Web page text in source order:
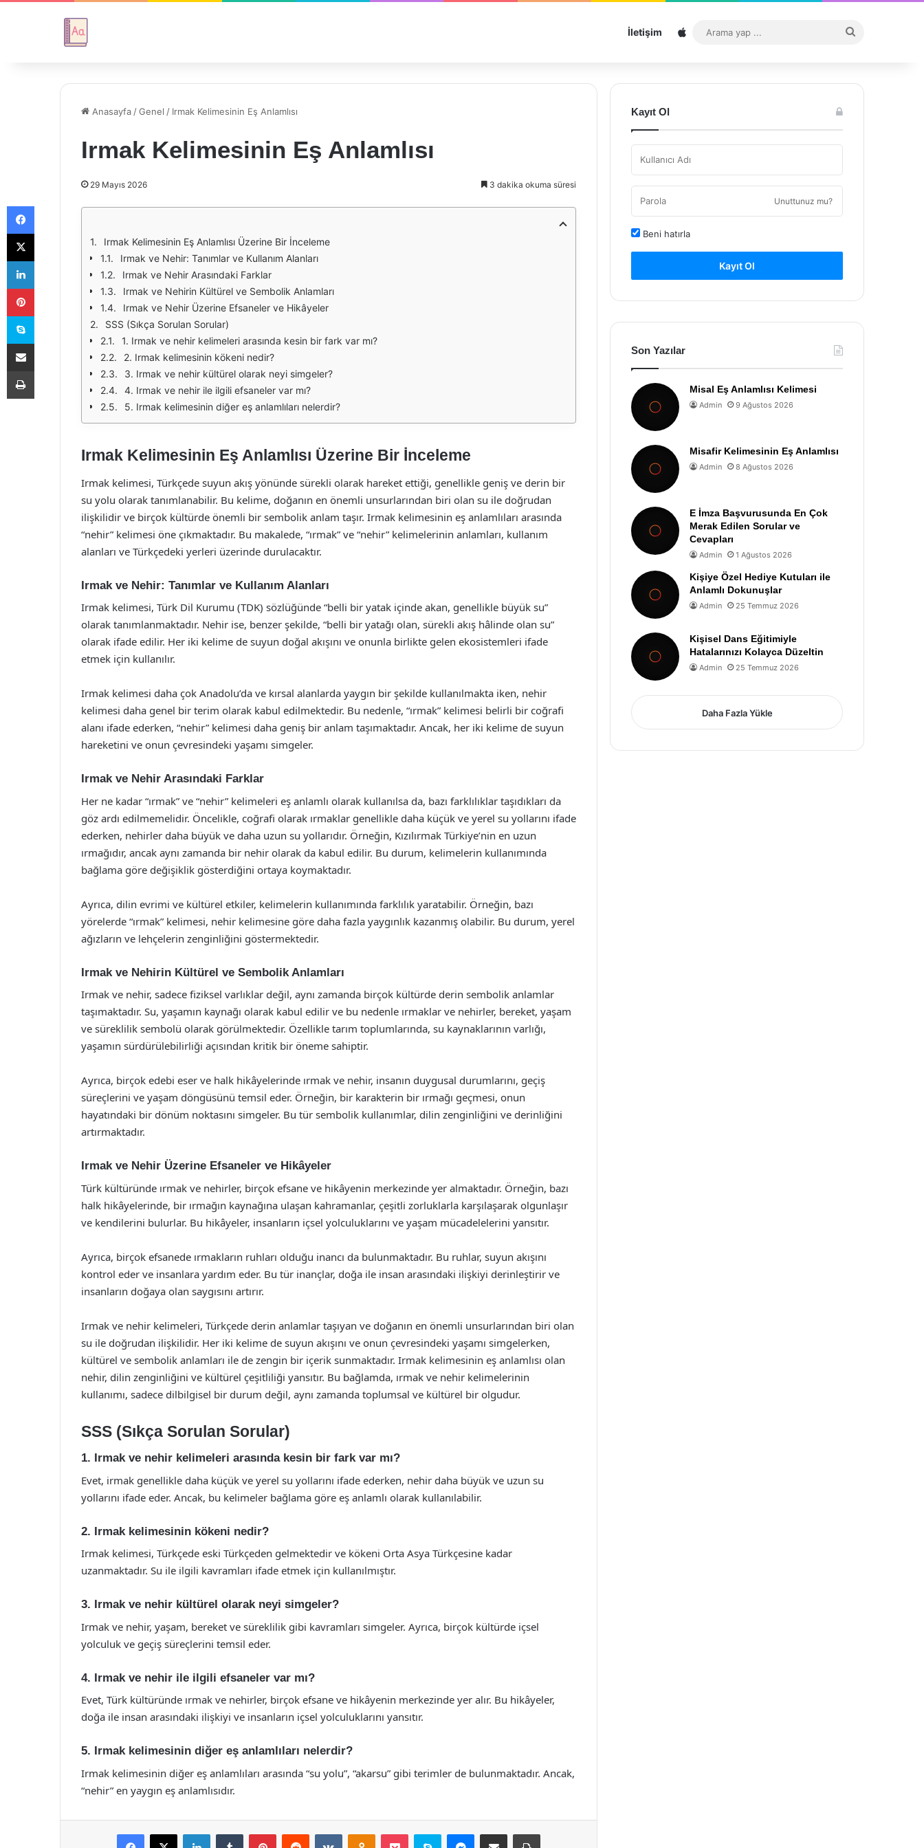
İletişim Sitemap
...
Anasayfa /Genel / Irmak Kelimesinin Eş Anlamlısı
Irmak Kelimesinin Eş Anlamlısı
29 Mayıs 2026 3 dakika okuma süresi
Irmak Kelimesinin Eş Anlamlısı Üzerine Bir İnceleme
Irmak ve Nehir: Tanımlar ve Kullanım Alanları
Irmak ve Nehir Arasındaki Farklar
Irmak ve Nehirin Kültürel ve Sembolik Anlamları
Irmak ve Nehir Üzerine Efsaneler ve Hikâyeler
SSS (Sıkça Sorulan Sorular)
1. Irmak ve nehir kelimeleri arasında kesin bir fark var mı?
2. Irmak kelimesinin kökeni nedir?
3. Irmak ve nehir kültürel olarak neyi simgeler?
4. Irmak ve nehir ile ilgili efsaneler var mı?
5. Irmak kelimesinin diğer eş anlamlıları nelerdir?
Irmak Kelimesinin Eş Anlamlısı Üzerine Bir İnceleme
Irmak kelimesi, Türkçede suyun akış yönünde sürekli olarak hareket ettiği, genellikle geniş ve derin bir
su yolu olarak tanımlanabilir. Bu kelime, doğanın en önemli unsurlarından biri olan su ile doğrudan
ilişkilidir ve birçok kültürde önemli bir sembolik anlam taşır. Irmak kelimesinin eş anlamlıları arasında
“nehir” kelimesi öne çıkmaktadır. Bu makalede, “ırmak” ve “nehir” kelimelerinin anlamları, kullanım
alanları ve Türkçedeki yerleri üzerinde durulacaktır.
Irmak ve Nehir: Tanımlar ve Kullanım Alanları
Irmak kelimesi, Türk Dil Kurumu (TDK) sözlüğünde “belli bir yatak içinde akan, genellikle büyük su”
olarak tanımlanmaktadır. Nehir ise, benzer şekilde, “belli bir yatağı olan, sürekli akış hâlinde olan su”
olarak ifade edilir. Her iki kelime de suyun doğal akışını ve onunla birlikte gelen ekosistemleri ifade
etmek için kullanılır.
Irmak kelimesi daha çok Anadolu’da ve kırsal alanlarda yaygın bir şekilde kullanılmakta iken, nehir
kelimesi daha genel bir terim olarak kabul edilmektedir. Bu nedenle, “ırmak” kelimesi belirli bir coğrafi
alanı ifade ederken, “nehir” kelimesi daha geniş bir anlam taşımaktadır. Ancak, her iki kelime de suyun
hareketini ve onun çevresindeki yaşamı simgeler.
Irmak ve Nehir Arasındaki Farklar
Her ne kadar “ırmak” ve “nehir” kelimeleri eş anlamlı olarak kullanılsa da, bazı farklılıklar taşıdıkları da
göz ardı edilmemelidir. Öncelikle, coğrafi olarak ırmaklar genellikle daha küçük ve yerel su yollarını ifade
ederken, nehirler daha büyük ve daha uzun su yollarıdır. Örneğin, Kızılırmak Türkiye’nin en uzun
ırmağıdır, ancak aynı zamanda bir nehir olarak da kabul edilir. Bu durum, kelimelerin kullanımında
bağlama göre değişiklik gösterdiğini ortaya koymaktadır.
Ayrıca, dilin evrimi ve kültürel etkiler, kelimelerin kullanımında farklılık yaratabilir. Örneğin, bazı
yörelerde “ırmak” kelimesi, nehir kelimesine göre daha fazla yaygınlık kazanmış olabilir. Bu durum, yerel
ağızların ve lehçelerin zenginliğini göstermektedir.
Irmak ve Nehirin Kültürel ve Sembolik Anlamları
Irmak ve nehir, sadece fiziksel varlıklar değil, aynı zamanda birçok kültürde derin sembolik anlamlar
taşımaktadır. Su, yaşamın kaynağı olarak kabul edilir ve bu nedenle ırmaklar ve nehirler, bereket, yaşam
ve süreklilik sembolü olarak görülmektedir. Özellikle tarım toplumlarında, su kaynaklarının varlığı,
yaşamın sürdürülebilirliği açısından kritik bir öneme sahiptir.
Ayrıca, birçok edebi eser ve halk hikâyelerinde ırmak ve nehir, insanın duygusal durumlarını, geçiş
süreçlerini ve yaşam döngüsünü temsil eder. Örneğin, bir karakterin bir ırmağı geçmesi, onun
hayatındaki bir dönüm noktasını simgeler. Bu tür sembolik kullanımlar, dilin zenginliğini ve derinliğini
artırmaktadır.
Irmak ve Nehir Üzerine Efsaneler ve Hikâyeler
Türk kültüründe ırmak ve nehirler, birçok efsane ve hikâyenin merkezinde yer almaktadır. Örneğin, bazı
halk hikâyelerinde, bir ırmağın kaynağına ulaşan kahramanlar, çeşitli zorluklarla karşılaşarak olgunlaşır
ve kendilerini bulurlar. Bu hikâyeler, insanların içsel yolculuklarını ve yaşam mücadelelerini yansıtır.
Ayrıca, birçok efsanede ırmakların ruhları olduğu inancı da bulunmaktadır. Bu ruhlar, suyun akışını
kontrol eder ve insanlara yardım eder. Bu tür inançlar, doğa ile insan arasındaki ilişkiyi derinleştirir ve
insanların doğaya olan saygısını artırır.
Irmak ve nehir kelimeleri, Türkçede derin anlamlar taşıyan ve doğanın en önemli unsurlarından biri olan
su ile doğrudan ilişkilidir. Her iki kelime de suyun akışını ve onun çevresindeki yaşamı simgelerken,
kültürel ve sembolik anlamları ile de zengin bir içerik sunmaktadır. Irmak kelimesinin eş anlamlısı olan
nehir, dilin zenginliğini ve kültürel çeşitliliği yansıtır. Bu bağlamda, ırmak ve nehir kelimelerinin
kullanımı, sadece dilbilgisel bir durum değil, aynı zamanda toplumsal ve kültürel bir olgudur.
SSS (Sıkça Sorulan Sorular)
1. Irmak ve nehir kelimeleri arasında kesin bir fark var mı?
Evet, irmak genellikle daha küçük ve yerel su yollarını ifade ederken, nehir daha büyük ve uzun su
yollarını ifade eder. Ancak, bu kelimeler bağlama göre eş anlamlı olarak kullanılabilir.
2. Irmak kelimesinin kökeni nedir?
Irmak kelimesi, Türkçede eski Türkçeden gelmektedir ve kökeni Orta Asya Türkçesine kadar
uzanmaktadır. Su ile ilgili kavramları ifade etmek için kullanılmıştır.
3. Irmak ve nehir kültürel olarak neyi simgeler?
Irmak ve nehir, yaşam, bereket ve süreklilik gibi kavramları simgeler. Ayrıca, birçok kültürde içsel
yolculuk ve geçiş süreçlerini temsil eder.
4. Irmak ve nehir ile ilgili efsaneler var mı?
Evet, Türk kültüründe ırmak ve nehirler, birçok efsane ve hikâyenin merkezinde yer alır. Bu hikâyeler,
doğa ile insan arasındaki ilişkiyi ve insanların içsel yolculuklarını yansıtır.
5. Irmak kelimesinin diğer eş anlamlıları nelerdir?
Irmak kelimesinin diğer eş anlamlıları arasında “su yolu”, “akarsu” gibi terimler de bulunmaktadır. Ancak,
“nehir” en yaygın eş anlamlısıdır.
Facebook
X LinkedInTumblr PinterestReddit VKontakteOdnoklassniki
Pocket Skype Messenger
E-Posta ile paylaş Yazdır
Kayıt Ol
Unuttunuz mu?
Beni hatırla
Kayıt Ol
Son Yazılar
Misal Eş Anlamlısı Kelimesi
Admin 9 Ağustos 2026
Misafir Kelimesinin Eş Anlamlısı
Admin 8 Ağustos 2026
E İmza Başvurusunda En Çok
Merak Edilen Sorular ve
Cevapları
Admin 1 Ağustos 2026
Kişiye Özel Hediye Kutuları ile
Anlamlı Dokunuşlar
Admin 25 Temmuz 2026
Kişisel Dans Eğitimiyle
Hatalarınızı Kolayca Düzeltin
Admin 25 Temmuz 2026
Daha Fazla Yükle
Facebook
X
LinkedIn
Pinterest
Skype
E-Posta ile paylaş